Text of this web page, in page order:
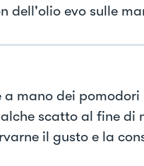
dell'olio evo sulle
a mano dei
scatto al fine di
il gusto e la